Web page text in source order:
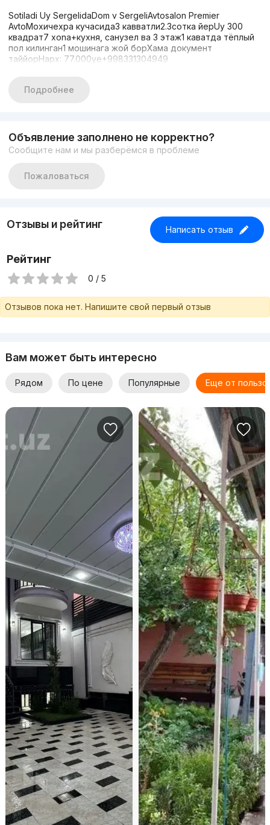
Sotiladi Uy SergelidaDom v SergeliAvtosalon Premier
AvtoMохичехра кучасида3 кавватли2.3сотка йерUy 300
квадрат7 xona+кухня, санузел ва 3 этаж1 каватда тёплый
пол килинган1 мошинага жой борХама документ
таййорНарх: 77.000уе+998331304949
Подробнее
Объявление заполнено не корректно?
Сообщите нам и мы разберёмся в проблеме
Пожаловаться
Отзывы и рейтинг Написать отзыв
Рейтинг
0 / 5
Отзывов пока нет. Напишите свой первый отзыв
Вам может быть интересно
Рядом По цене Популярные Еще от